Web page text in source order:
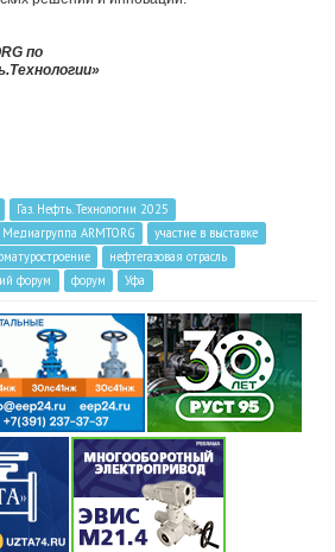
по
Газ. Нефть. Технологии 2025
Медиагруппа ARMTORG
участие в выставке
нефтегазовая отрасль
форум
форум Уфа